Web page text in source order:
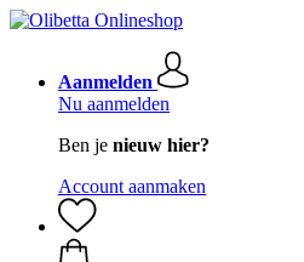
Aanmelden
Nu aanmelden
Ben je nieuw hier?
Account aanmaken